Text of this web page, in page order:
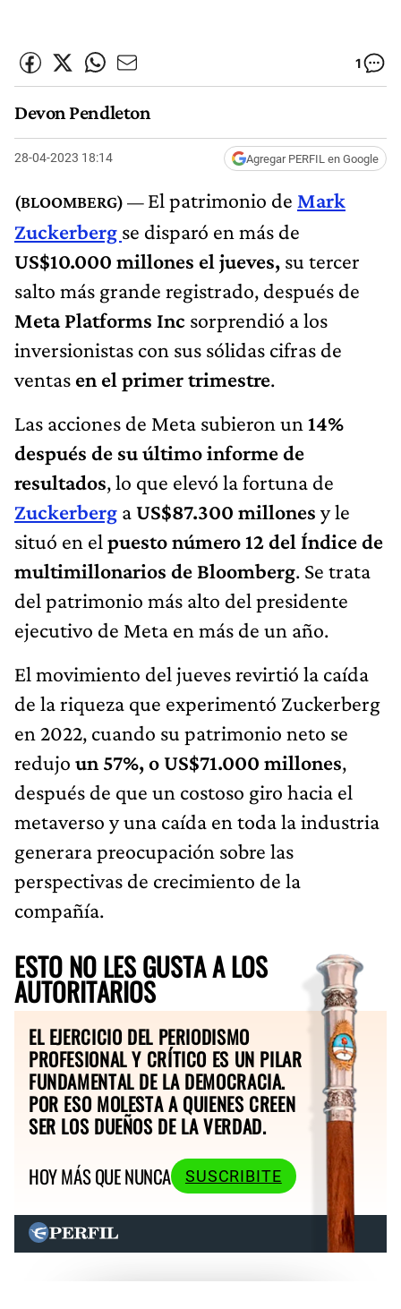
1
Devon Pendleton
28-04-2023 18:14 Agregar PERFIL en Google
El patrimonio de Mark
Zuckerberg se disparó en más de
US$10.000 millones el jueves, su tercer
salto más grande registrado, después de
Meta Platforms Inc sorprendió a los
inversionistas con sus sólidas cifras de
ventas en el primer trimestre.
Las acciones de Meta subieron un 14%
después de su último informe de
resultados, lo que elevó la fortuna de
Zuckerberg aUS$87.300 millones y le
situó en el puesto número 12 del Índice de
multimillonarios de Bloomberg. Se trata
del patrimonio más alto del presidente
ejecutivo de Meta en más de un año.
El movimiento del jueves revirtió la caída
de la riqueza que experimentó Zuckerberg
en 2022, cuando su patrimonio neto se
redujo un 57%, o US$71.000 millones,
después de que un costoso giro hacia el
metaverso y una caída en toda la industria
generara preocupación sobre las
perspectivas de crecimiento de la
compañía.
ESTO NO LES GUSTA A LOS
AUTORITARIOS
EL EJERCICIO DEL PERIODISMO
PROFESIONAL Y CRÍTICO ES UN PILAR
FUNDAMENTAL DE LA DEMOCRACIA.
POR ESO MOLESTA A QUIENES CREEN
SER LOS DUEÑOS DE LA VERDAD.
HOY MÁS QUE NUNCA
SUSCRIBITE